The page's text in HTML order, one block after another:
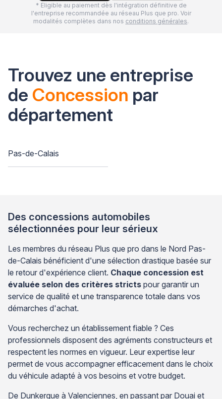
* Eligible au paiement dès l'intégration définitive de
l'entreprise recommandée au réseau Plus que pro. Voir
modalités complètes dans nos conditions générales.
Trouvez une entreprise
de Concession par
département
Pas-de-Calais
Des concessions automobiles
sélectionnées pour leur sérieux
Les membres du réseau Plus que pro dans le Nord Pas-
de-Calais bénéficient d'une sélection drastique basée sur
le retour d'expérience client. Chaque concession est
évaluée selon des critères stricts pour garantir un
service de qualité et une transparence totale dans vos
démarches d'achat.
Vous recherchez un établissement fiable ? Ces
professionnels disposent des agréments constructeurs et
respectent les normes en vigueur. Leur expertise leur
permet de vous accompagner efficacement dans le choix
du véhicule adapté à vos besoins et votre budget.
De Dunkerque à Valenciennes, en passant par Douai et